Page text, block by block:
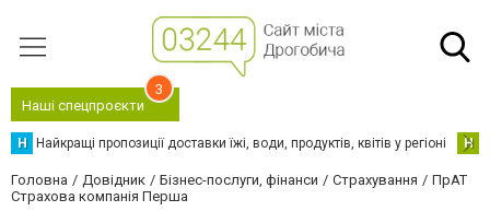
Наші спецпроєкти
3
Н Найкращі пропозиції доставки їжі, води, продуктів, квітів у регіоні Н
Головна Довідник Бізнес-послуги, фінанси Страхування
ПрАТ
Страхова компанія Перша